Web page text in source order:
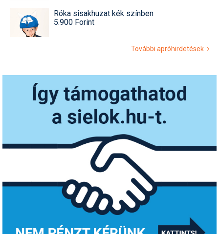
Róka sisakhuzat kék színben
5.900 Forint
További apróhirdetések